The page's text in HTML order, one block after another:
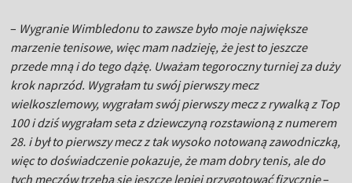
– Wygranie Wimbledonu to zawsze było moje największe
marzenie tenisowe, więc mam nadzieję, że jest to jeszcze
przede mną i do tego dążę. Uważam tegoroczny turniej za duży
krok naprzód. Wygrałam tu swój pierwszy mecz
wielkoszlemowy, wygrałam swój pierwszy mecz z rywalką z Top
100 i dziś wygrałam seta z dziewczyną rozstawioną z numerem
28. i był to pierwszy mecz z tak wysoko notowaną zawodniczką,
więc to doświadczenie pokazuje, że mam dobry tenis, ale do
tych meczów trzeba się jeszcze lepiej przygotować fizycznie–